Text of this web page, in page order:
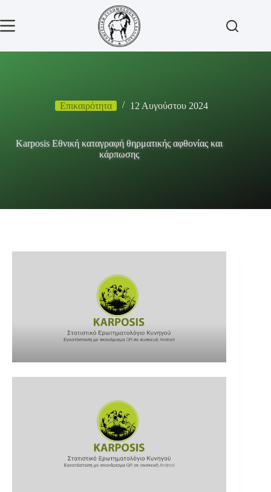
περιεχόμενο
Επικαιρότητα 12 Αυγούστου 2024
Karposis Εθνική καταγραφή θηρματικής αφθονίας και
κάρπωσης